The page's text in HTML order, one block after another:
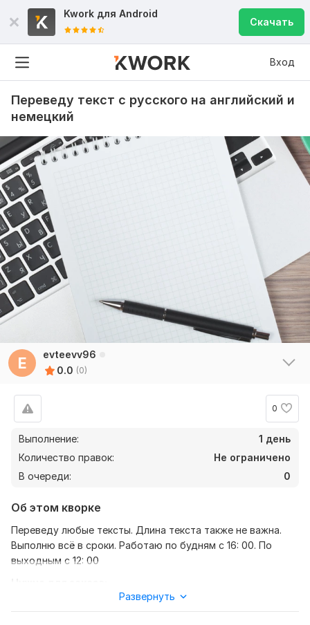
Kwork для Android
Скачать
Вход
Переведу текст с русского на английский и
немецкий
E
evteevv96
0.0 (0)
0
Выполнение:
1 день
Количество правок:
Не ограничено
В очереди:
0
Об этом кворке
Переведу любые тексты. Длина текста также не важна.
Выполню всё в сроки. Работаю по будням с 16: 00. По
выходным с 12: 00
Нужен текст и пожелания по срокам выполнения. Готовую
Развернуть